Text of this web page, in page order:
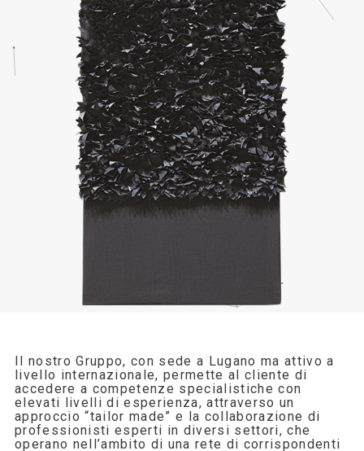
Il nostro Gruppo, con sede a Lugano ma attivo a
livello internazionale, permette al cliente di
accedere a competenze specialistiche con
elevati livelli di esperienza, attraverso un
approccio “tailor made” e la collaborazione di
professionisti esperti in diversi settori, che
operano nell’ambito di una rete di corrispondenti